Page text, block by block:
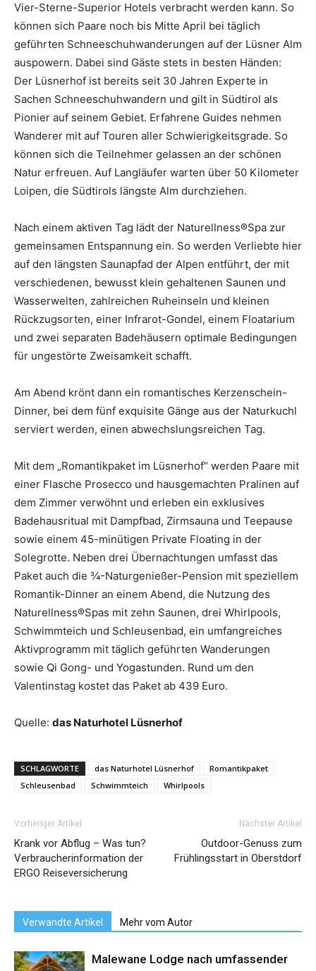
Vier-Sterne-Superior Hotels verbracht werden kann. So
können sich Paare noch bis Mitte April bei täglich
geführten Schneeschuhwanderungen auf der Lüsner Alm
auspowern. Dabei sind Gäste stets in besten Händen:
Der Lüsnerhof ist bereits seit 30 Jahren Experte in
Sachen Schneeschuhwandern und gilt in Südtirol als
Pionier auf seinem Gebiet. Erfahrene Guides nehmen
Wanderer mit auf Touren aller Schwierigkeitsgrade. So
können sich die Teilnehmer gelassen an der schönen
Natur erfreuen. Auf Langläufer warten über 50 Kilometer
Loipen, die Südtirols längste Alm durchziehen.
Nach einem aktiven Tag lädt der Naturellness®Spa zur
gemeinsamen Entspannung ein. So werden Verliebte hier
auf den längsten Saunapfad der Alpen entführt, der mit
verschiedenen, bewusst klein gehaltenen Saunen und
Wasserwelten, zahlreichen Ruheinseln und kleinen
Rückzugsorten, einer Infrarot-Gondel, einem Floatarium
und zwei separaten Badehäusern optimale Bedingungen
für ungestörte Zweisamkeit schafft.
Am Abend krönt dann ein romantisches Kerzenschein-
Dinner, bei dem fünf exquisite Gänge aus der Naturkuchl
serviert werden, einen abwechslungsreichen Tag.
Mit dem „Romantikpaket im Lüsnerhof“ werden Paare mit
einer Flasche Prosecco und hausgemachten Pralinen auf
dem Zimmer verwöhnt und erleben ein exklusives
Badehausritual mit Dampfbad, Zirmsauna und Teepause
sowie einem 45-minütigen Private Floating in der
Solegrotte. Neben drei Übernachtungen umfasst das
Paket auch die ¾-Naturgenießer-Pension mit speziellem
Romantik-Dinner an einem Abend, die Nutzung des
Naturellness®Spas mit zehn Saunen, drei Whirlpools,
Schwimmteich und Schleusenbad, ein umfangreiches
Aktivprogramm mit täglich geführten Wanderungen
sowie Qi Gong- und Yogastunden. Rund um den
Valentinstag kostet das Paket ab 439 Euro.
Quelle: das Naturhotel Lüsnerhof
SCHLAGWORTE das Naturhotel Lüsnerhof
Romantikpaket
Schleusenbad
Schwimmteich Whirlpools
Vorheriger Artikel
Krank vor Abflug – Was tun?
Verbraucherinformation der
ERGO Reiseversicherung
Nächster Artikel
Outdoor-Genuss zum
Frühlingsstart in Oberstdorf
Verwandte Artikel Mehr vom Autor
Malewane Lodge nach umfassender